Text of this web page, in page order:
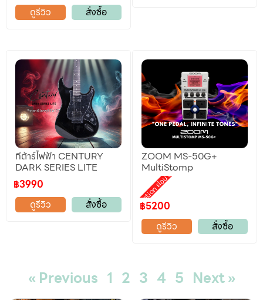
ดูรีวิว
สั่งซื้อ
กีต้าร์ไฟฟ้า CENTURY
DARK SERIES LITE
฿3990
ดูรีวิว
สั่งซื้อ
ZOOM MS-50G+
MultiStomp
Promotion ผ่อน 0%
฿5200
ดูรีวิว
สั่งซื้อ
« Previous 1 2 3 4 5 Next »